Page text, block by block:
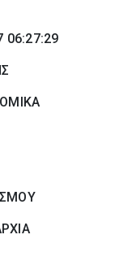
06:27:29